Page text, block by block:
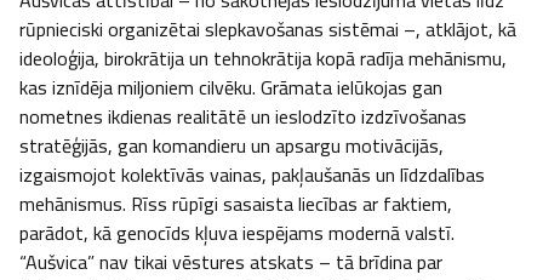
rūpnieciski organizētai slepkavošanas sistēmai –, atklājot, kā
ideoloģija, birokrātija un tehnokrātija kopā radīja mehānismu,
kas iznīdēja miljoniem cilvēku. Grāmata ielūkojas gan
nometnes ikdienas realitātē un ieslodzīto izdzīvošanas
stratēģijās, gan komandieru un apsargu motivācijās,
izgaismojot kolektīvās vainas, pakļaušanās un līdzdalības
mehānismus. Rīss rūpīgi sasaista liecības ar faktiem,
parādot, kā genocīds kļuva iespējams modernā valstī.
“Aušvica” nav tikai vēstures atskats – tā brīdina par